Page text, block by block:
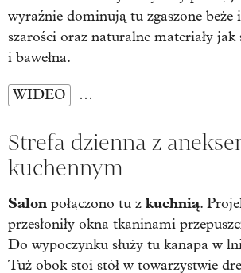
wyraźnie dominują tu zgaszone beże
szarości oraz naturalne materiały jak
i bawełna.
WIDEO …
Strefa dzienna z
kuchennym
Salon połączono tu z kuchnią.
przesłoniły okna tkaninami
Do wypoczynku służy tu kanapa w
Tuż obok stoi stół w towarzystwie